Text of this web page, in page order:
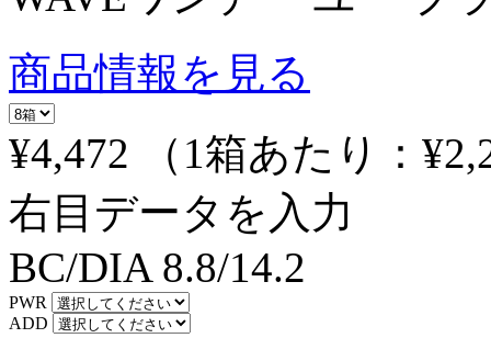
商品情報を見る
¥4,472
（1箱あたり：
右目データを入力
BC/DIA 8.8/14.2
PWR
ADD